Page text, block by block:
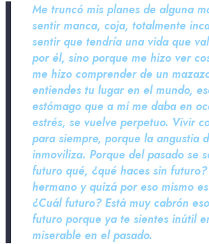
Me truncó mis planes de alguna
sentir manca, coja, totalmente
sentir que tendría una vida que
por él, sino porque me hizo ver
me hizo comprender de un
entiendes tu lugar en el mundo,
estómago que a mí me daba en
estrés, se vuelve perpetuo. Vivir
para siempre, porque la angustia
inmoviliza. Porque del pasado se
futuro qué, ¿qué haces sin
hermano y quizá por eso mismo
¿Cuál futuro? Está muy cabrón
futuro porque ya te sientes inútil
miserable en el pasado.